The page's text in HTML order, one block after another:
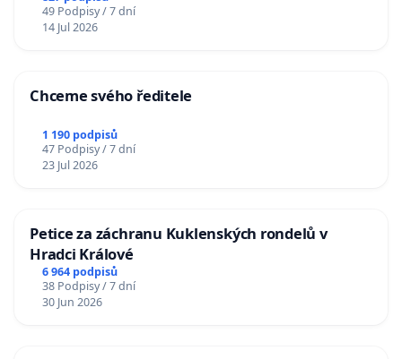
49 Podpisy / 7 dní
14 Jul 2026
Chceme svého ředitele
1 190 podpisů
47 Podpisy / 7 dní
23 Jul 2026
Petice za záchranu Kuklenských rondelů v
Hradci Králové
6 964 podpisů
38 Podpisy / 7 dní
30 Jun 2026